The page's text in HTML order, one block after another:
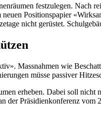
festzulegen. Nach
Positionspapier
nicht gerüstet.
Massnahmen wie
müsse passiver
erheben. Dabei soll
Präsidienkonferenz